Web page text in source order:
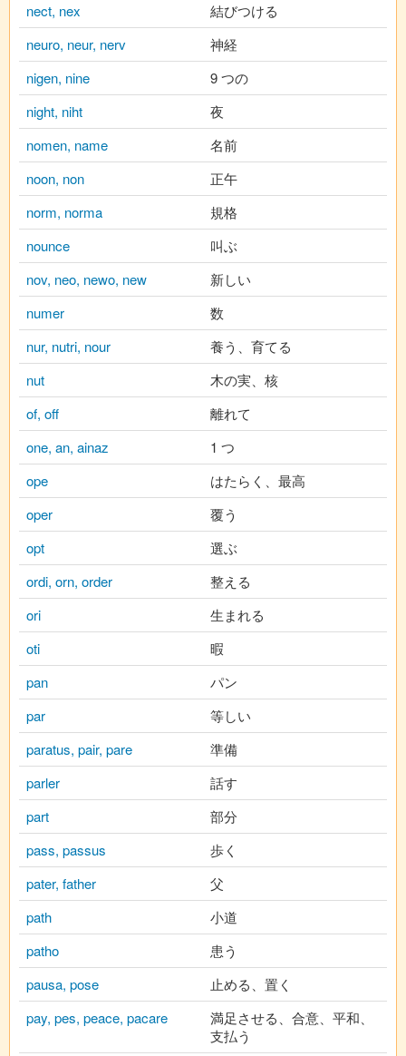
nect, nex
結びつける
neuro, neur, nerv
神経
nigen, nine
9 つの
night, niht
夜
nomen, name
名前
noon, non
正午
norm, norma
規格
nounce
叫ぶ
nov, neo, newo, new
新しい
numer
数
nur, nutri, nour
養う、育てる
nut
木の実、核
of, off
離れて
one, an, ainaz
1 つ
ope
はたらく、最高
oper
覆う
opt
選ぶ
ordi, orn, order
整える
ori
生まれる
oti
暇
pan
パン
par
等しい
paratus, pair, pare
準備
parler
話す
part
部分
pass, passus
歩く
pater, father
父
path
小道
patho
患う
pausa, pose
止める、置く
pay, pes, peace, pacare
満足させる、合意、平和、
支払う